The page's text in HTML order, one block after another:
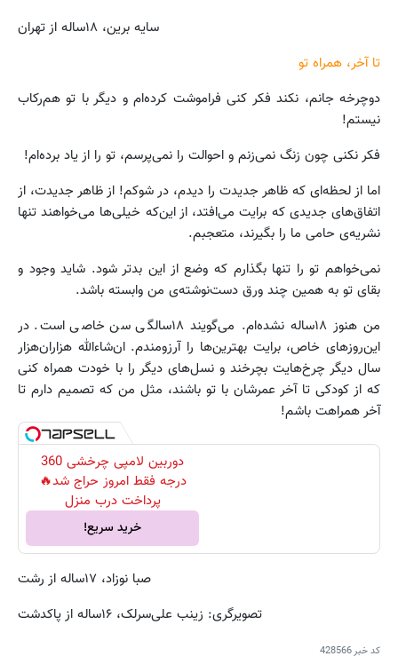
سایه برین، ۱۸ساله از تهران
تا آخر، همراه تو
دوچرخه جانم، نکند فکر کنی فراموشت کردهام و دیگر با تو همرکاب
نیستم!
فکر نکنی چون زنگ نمیزنم و احوالت را نمیپرسم، تو را از یاد بردهام!
اما از لحظهای که ظاهر جدیدت را دیدم، در شوکم! از ظاهر جدیدت، از
اتفاقهای جدیدی که برایت میافتد، از اینکه خیلی‌ها میخواهند تنها
نشریهی حامی ما را بگیرند، متعجبم.
نمیخواهم تو را تنها بگذارم که وضع از این بدتر شود. شاید وجود و
بقای تو به همین چند ورق دستنوشتهی من وابسته باشد.
من هنوز ۱۸ساله نشده
ام. می
گویند ۱۸سالگی سن خاصی است. در
اینروزهای خاص، برایت بهترینها را آرزومندم. انشاءالله هزارانهزار
سال دیگر چرخهایت بچرخند و نسلهای دیگر را با خودت همراه کنی
که از کودکی تا آخر عمرشان با تو باشند، مثل من که تصمیم دارم تا
آخر همراهت باشم!
دوربین لامپی چرخشی 360
درجه فقط امروز حراج شد🔥
پرداخت درب منزل
خرید سریع!
صبا نوزاد، ۱۷ساله از رشت
تصویرگری: زینب علیسرلک، ۱۶ساله از پاکدشت
کد خبر428566